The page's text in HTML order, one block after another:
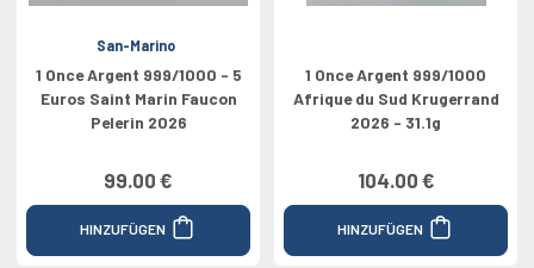
San-Marino
1 Once Argent 999/1000 - 5
Euros Saint Marin Faucon
Pelerin 2026
99.00 €
HINZUFÜGEN
1 Once Argent 999/1000
Afrique du Sud Krugerrand
2026 - 31.1g
104.00 €
HINZUFÜGEN